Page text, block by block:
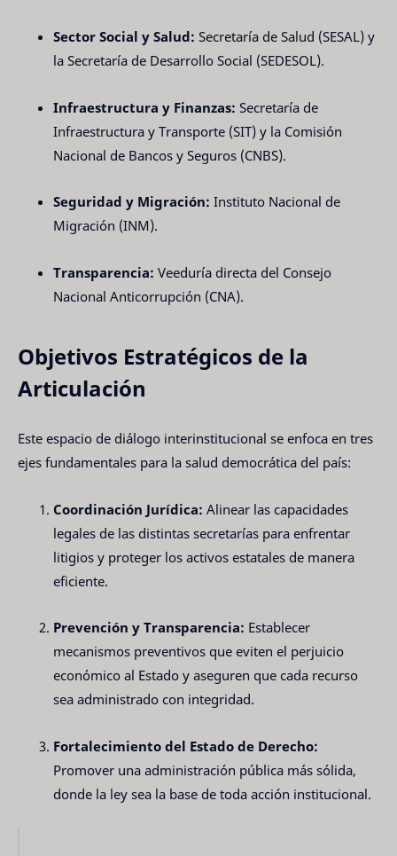
Sector Social y Salud: Secretaría de Salud (SESAL) y
la Secretaría de Desarrollo Social (SEDESOL).
Infraestructura y Finanzas: Secretaría de
Infraestructura y Transporte (SIT) y la Comisión
Nacional de Bancos y Seguros (CNBS).
Seguridad y Migración: Instituto Nacional de
Migración (INM).
Transparencia: Veeduría directa del Consejo
Nacional Anticorrupción (CNA).
Objetivos Estratégicos de la
Articulación
Este espacio de diálogo interinstitucional se enfoca en tres
ejes fundamentales para la salud democrática del país:
Coordinación Jurídica: Alinear las capacidades
legales de las distintas secretarías para enfrentar
litigios y proteger los activos estatales de manera
eficiente.
Prevención y Transparencia: Establecer
mecanismos preventivos que eviten el perjuicio
económico al Estado y aseguren que cada recurso
sea administrado con integridad.
Fortalecimiento del Estado de Derecho:
Promover una administración pública más sólida,
donde la ley sea la base de toda acción institucional.